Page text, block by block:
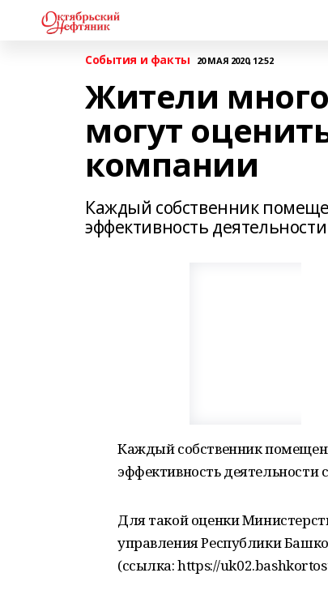
События и факты 20 МАЯ 2020, 12:52
Жители
могут
компании
Каждый собственник
эффективность
Каждый собственник
эффективность деятельности
Для такой оценки
управления Республики
(ссылка: https://